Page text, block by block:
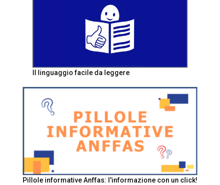
Il linguaggio facile da leggere
Pillole informative Anffas: l'informazione con un click!